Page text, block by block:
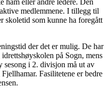
medlemmene. I tillegg til
skoletid som kunne ha foregått
der det er mulig. De har
på Sogn, mens
sesong i 2. divisjon må ut av
Fasilitetene er bedre